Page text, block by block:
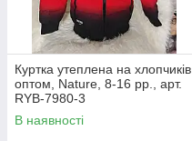
Куртка утеплена на хлопчиків
оптом, Nature, 8-16 рр., арт.
RYB-7980-3
В наявності